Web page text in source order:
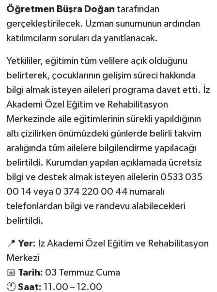
Öğretmen Büşra Doğan tarafından
gerçekleştirilecek. Uzman sunumunun ardından
katılımcıların soruları da yanıtlanacak.
Yetkililer, eğitimin tüm velilere açık olduğunu
belirterek, çocuklarının gelişim süreci hakkında
bilgi almak isteyen aileleri programa davet etti. İz
Akademi Özel Eğitim ve Rehabilitasyon
Merkezinde aile eğitimlerinin sürekli yapıldığının
altı çizilirken önümüzdeki günlerde belirli takvim
aralığında tüm ailelere bilgilendirme yapılacağı
belirtildi. Kurumdan yapılan açıklamada ücretsiz
bilgi ve destek almak isteyen ailelerin 0533 035
00 14 veya 0 374 220 00 44 numaralı
telefonlardan bilgi ve randevu alabilecekleri
belirtildi.
📍 Yer: İz Akademi Özel Eğitim ve Rehabilitasyon
Merkezi
📅 Tarih: 03 Temmuz Cuma
🕚 Saat: 11.00 – 12.00